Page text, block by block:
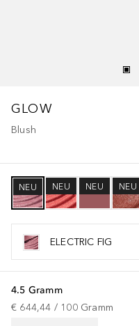
GLOW
Blush
NEU NEU NEU NEU
ELECTRIC FIG
4.5 Gramm
€ 644,44 / 100 Gramm